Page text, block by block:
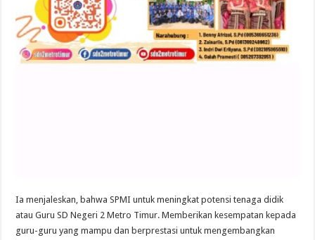
Ia menjaleskan, bahwa SPMI untuk meningkat potensi tenaga didik
atau Guru SD Negeri 2 Metro Timur. Memberikan kesempatan kepada
guru-guru yang mampu dan berprestasi untuk mengembangkan